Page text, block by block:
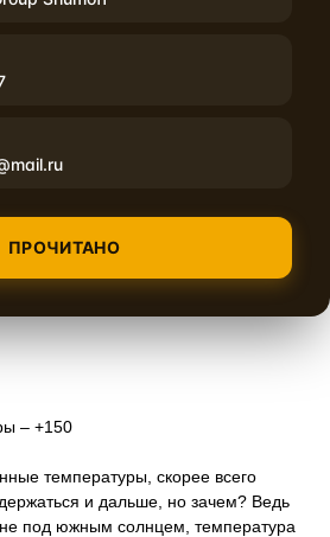
работать в запредельных для
начнут портиться, т.е.
материал начнет терять
°С:
– +150
температуры, скорее всего
и дальше, но зачем? Ведь
под южным солнцем, температура
ПРОЧИТАНО